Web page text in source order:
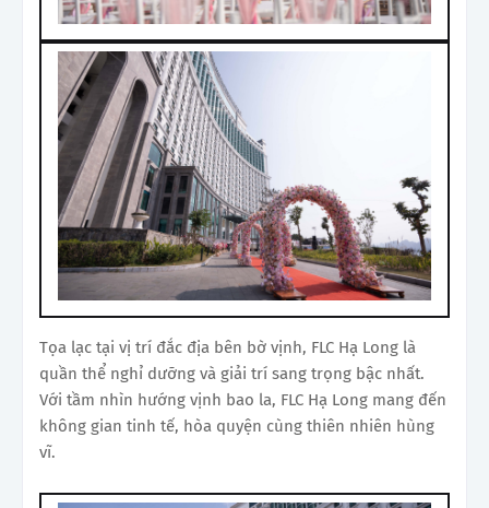
Tọa lạc tại vị trí đắc địa bên bờ vịnh, FLC Hạ Long là
quần thể nghỉ dưỡng và giải trí sang trọng bậc nhất.
Với tầm nhìn hướng vịnh bao la, FLC Hạ Long mang đến
không gian tinh tế, hòa quyện cùng thiên nhiên hùng
vĩ.